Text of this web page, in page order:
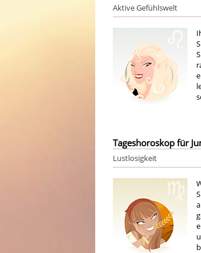
Aktive Gefühlswelt
Tageshoroskop für
Lustlosigkeit